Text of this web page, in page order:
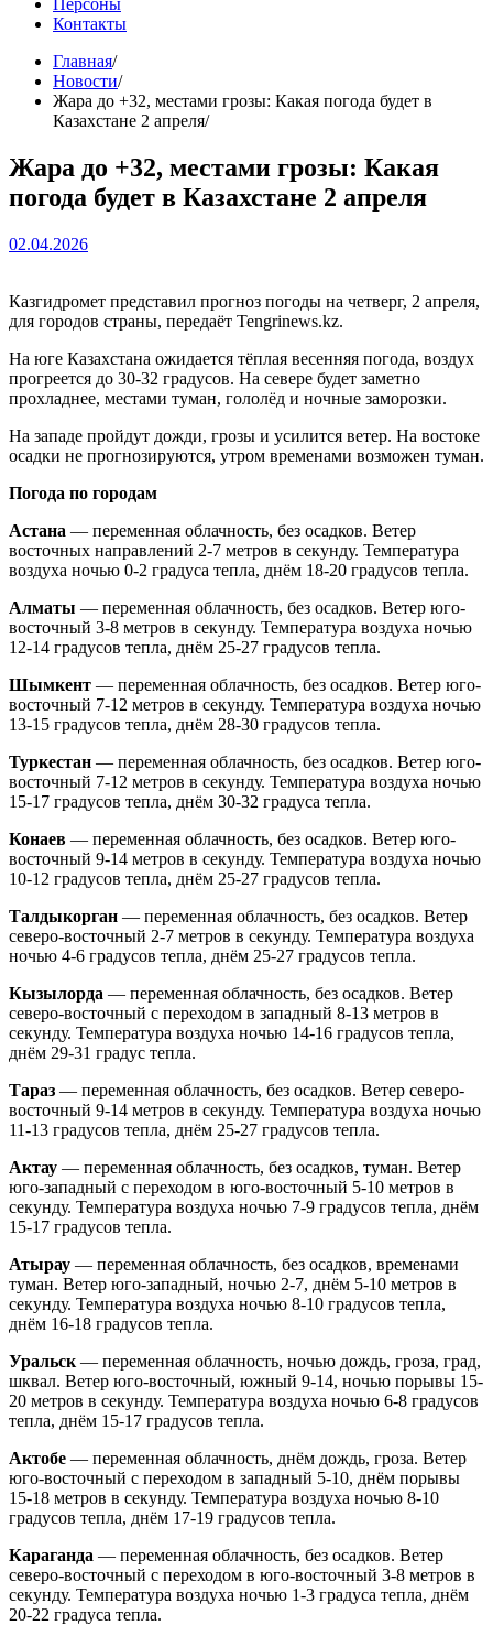
Персоны
Контакты
Главная
Новости
Жара до +32, местами грозы: Какая погода будет в
Казахстане 2 апреля
Жара до +32, местами грозы: Какая
погода будет в Казахстане 2 апреля
02.04.2026
Казгидромет представил прогноз погоды на четверг, 2 апреля,
для городов страны, передаёт Tengrinews.kz.
На юге Казахстана ожидается тёплая весенняя погода, воздух
прогреется до 30-32 градусов. На севере будет заметно
прохладнее, местами туман, гололёд и ночные заморозки.
На западе пройдут дожди, грозы и усилится ветер. На востоке
осадки не прогнозируются, утром временами возможен туман.
Погода по городам
Астана — переменная облачность, без осадков. Ветер
восточных направлений 2-7 метров в секунду. Температура
воздуха ночью 0-2 градуса тепла, днём 18-20 градусов тепла.
Алматы — переменная облачность, без осадков. Ветер юго-
восточный 3-8 метров в секунду. Температура воздуха ночью
12-14 градусов тепла, днём 25-27 градусов тепла.
Шымкент — переменная облачность, без осадков. Ветер юго-
восточный 7-12 метров в секунду. Температура воздуха ночью
13-15 градусов тепла, днём 28-30 градусов тепла.
Туркестан — переменная облачность, без осадков. Ветер юго-
восточный 7-12 метров в секунду. Температура воздуха ночью
15-17 градусов тепла, днём 30-32 градуса тепла.
Конаев — переменная облачность, без осадков. Ветер юго-
восточный 9-14 метров в секунду. Температура воздуха ночью
10-12 градусов тепла, днём 25-27 градусов тепла.
Талдыкорган — переменная облачность, без осадков. Ветер
северо-восточный 2-7 метров в секунду. Температура воздуха
ночью 4-6 градусов тепла, днём 25-27 градусов тепла.
Кызылорда — переменная облачность, без осадков. Ветер
северо-восточный с переходом в западный 8-13 метров в
секунду. Температура воздуха ночью 14-16 градусов тепла,
днём 29-31 градус тепла.
Тараз — переменная облачность, без осадков. Ветер северо-
восточный 9-14 метров в секунду. Температура воздуха ночью
11-13 градусов тепла, днём 25-27 градусов тепла.
Актау — переменная облачность, без осадков, туман. Ветер
юго-западный с переходом в юго-восточный 5-10 метров в
секунду. Температура воздуха ночью 7-9 градусов тепла, днём
15-17 градусов тепла.
Атырау — переменная облачность, без осадков, временами
туман. Ветер юго-западный, ночью 2-7, днём 5-10 метров в
секунду. Температура воздуха ночью 8-10 градусов тепла,
днём 16-18 градусов тепла.
Уральск — переменная облачность, ночью дождь, гроза, град,
шквал. Ветер юго-восточный, южный 9-14, ночью порывы 15-
20 метров в секунду. Температура воздуха ночью 6-8 градусов
тепла, днём 15-17 градусов тепла.
Актобе — переменная облачность, днём дождь, гроза. Ветер
юго-восточный с переходом в западный 5-10, днём порывы
15-18 метров в секунду. Температура воздуха ночью 8-10
градусов тепла, днём 17-19 градусов тепла.
Караганда — переменная облачность, без осадков. Ветер
северо-восточный с переходом в юго-восточный 3-8 метров в
секунду. Температура воздуха ночью 1-3 градуса тепла, днём
20-22 градуса тепла.